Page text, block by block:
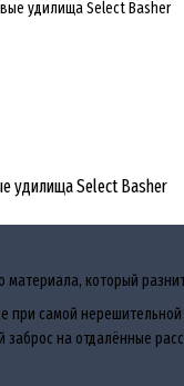
материала, который
самой
на отдалённые
удилища Select Basher